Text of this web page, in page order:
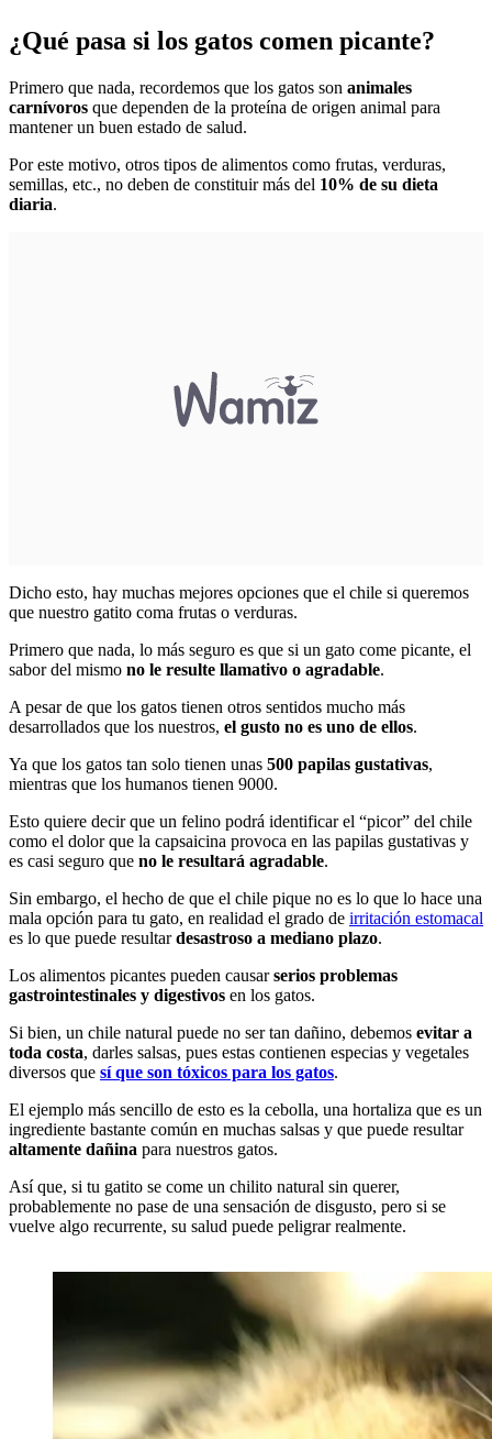
¿Qué pasa si los gatos comen picante?
Primero que nada, recordemos que los gatos son animales
carnívoros que dependen de la proteína de origen animal para
mantener un buen estado de salud.
Por este motivo, otros tipos de alimentos como frutas, verduras,
semillas, etc., no deben de constituir más del 10% de su dieta
diaria.
Dicho esto, hay muchas mejores opciones que el chile si queremos
que nuestro gatito coma frutas o verduras.
Primero que nada, lo más seguro es que si un gato come picante, el
sabor del mismo no le resulte llamativo o agradable.
A pesar de que los gatos tienen otros sentidos mucho más
desarrollados que los nuestros, el gusto no es uno de ellos.
Ya que los gatos tan solo tienen unas 500 papilas gustativas,
mientras que los humanos tienen 9000.
Esto quiere decir que un felino podrá identificar el “picor” del chile
como el dolor que la capsaicina provoca en las papilas gustativas y
es casi seguro que no le resultará agradable.
Sin embargo, el hecho de que el chile pique no es lo que lo hace una
mala opción para tu gato, en realidad el grado de irritación estomacal
es lo que puede resultardesastroso a mediano plazo.
Los alimentos picantes pueden causarserios problemas
gastrointestinales y digestivos en los gatos.
Si bien, un chile natural puede no ser tan dañino, debemos evitar a
toda costa, darles salsas, pues estas contienen especias y vegetales
diversos que sí que son tóxicos para los gatos.
El ejemplo más sencillo de esto es la cebolla, una hortaliza que es un
ingrediente bastante común en muchas salsas y que puede resultar
altamente dañina para nuestros gatos.
Así que, si tu gatito se come un chilito natural sin querer,
probablemente no pase de una sensación de disgusto, pero si se
vuelve algo recurrente, su salud puede peligrar realmente.